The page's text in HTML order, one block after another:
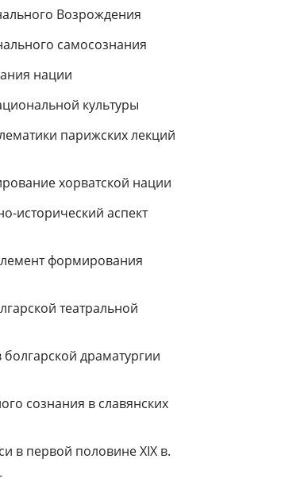
Возрождения
самосознания
нации
культуры
парижских лекций
хорватской нации
исторический аспект
формирования
театральной
драматургии
сознания в славянских
в первой половине XIX в.